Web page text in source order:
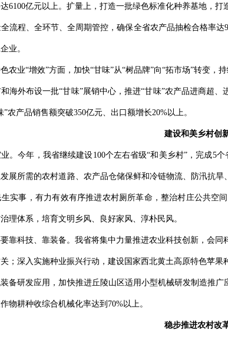
6100亿元以上。扩量上，打造一批绿色标准化种养基地，
流程、全环节、全周期管控，确保全省农产品抽检合格率
业。
农业“增效”方面，加快“甘味”从“树品牌”向“拓市场”转变，
海外布设一批“甘味”展销中心，推进“甘味”农产品进商超
农产品销售额突破350亿元、出口额增长20%以上。
建设和美乡村创
。今年，我省继续建设100个左右省级“和美乡村”，完成5
展所需的农村道路、农产品仓储保鲜和冷链物流、防汛抗
实事，有力有效有序推进农村厕所革命，整治村庄公共空
理体系，培育文明乡风、良好家风、淳朴民风。
靠科技、靠装备。我省将集中力量推进农业科技创新，会
；深入实施种业振兴行动，建设国家西北黄土高原特色苹
备研发应用，加快推进丘陵山区适用小型机械研发制造推
物耕种收综合机械化率达到70%以上。
稳步推进农村改